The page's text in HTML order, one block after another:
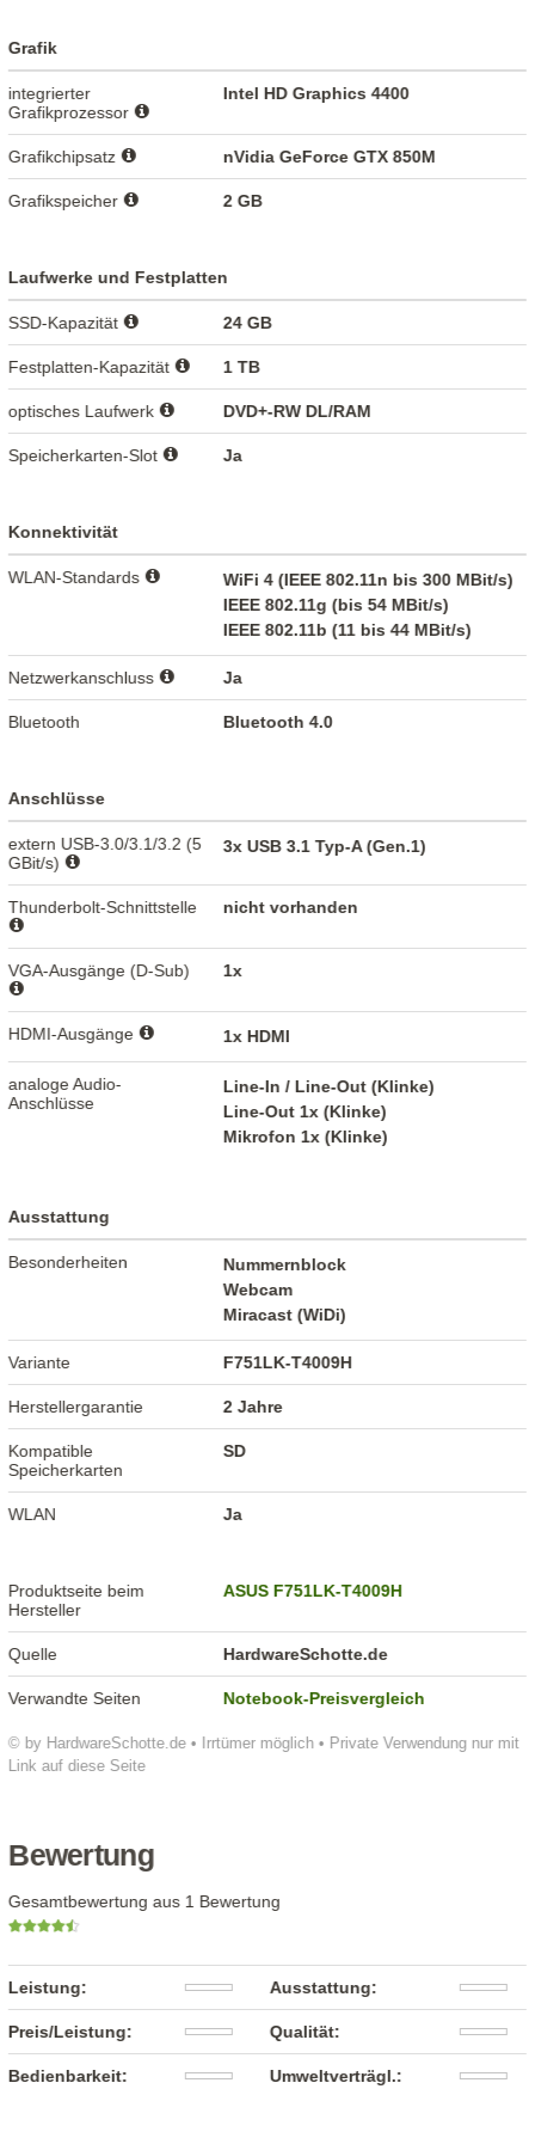
© by HardwareSchotte.de • Irrtümer möglich • Private Verwendung nur mit
Link auf diese Seite
Grafik
integrierter
Grafikprozessor
Intel HD Graphics 4400
Grafikchipsatz nVidia GeForce GTX 850M
Grafikspeicher 2 GB
Laufwerke und Festplatten
SSD-Kapazität 24 GB
Festplatten-Kapazität 1 TB
optisches Laufwerk DVD+-RW DL/RAM
Speicherkarten-Slot Ja
Konnektivität
WLAN-Standards
WiFi 4 (IEEE 802.11n bis 300 MBit/s)
IEEE 802.11g (bis 54 MBit/s)
IEEE 802.11b (11 bis 44 MBit/s)
Netzwerkanschluss Ja
Bluetooth Bluetooth 4.0
Anschlüsse
extern USB-3.0/3.1/3.2 (5
GBit/s)
3x USB 3.1 Typ-A (Gen.1)
Thunderbolt-Schnittstelle nicht vorhanden
VGA-Ausgänge (D-Sub) 1x
HDMI-Ausgänge 1x HDMI
analoge Audio-
Anschlüsse
Line-In / Line-Out (Klinke)
Line-Out 1x (Klinke)
Mikrofon 1x (Klinke)
Ausstattung
Besonderheiten
Nummernblock
Webcam
Miracast (WiDi)
Variante F751LK-T4009H
Herstellergarantie 2 Jahre
Kompatible
Speicherkarten
SD
WLAN Ja
Produktseite beim
Hersteller
ASUS F751LK-T4009H
Quelle HardwareSchotte.de
Verwandte Seiten Notebook-Preisvergleich
Bewertung
Gesamtbewertung aus 1 Bewertung
Leistung: Ausstattung:
Preis/Leistung: Qualität:
Bedienbarkeit: Umweltverträgl.: